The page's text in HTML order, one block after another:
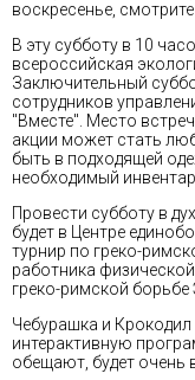
воскресенье,
В эту субботу в 10
всероссийская
Заключительный
сотрудников
"Вместе". Место
акции может стать
быть в подходящей
необходимый
Провести субботу в
будет в Центре
турнир по греко-
работника
греко-римской
Чебурашка и Крокодил
интерактивную
обещают, будет очень